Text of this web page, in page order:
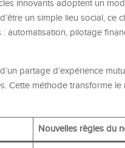
innovants adoptent un
un simple lieu social, ce
automatisation, pilotage
partage d’expérience
Cette méthode transforme
Nouvelles règles du